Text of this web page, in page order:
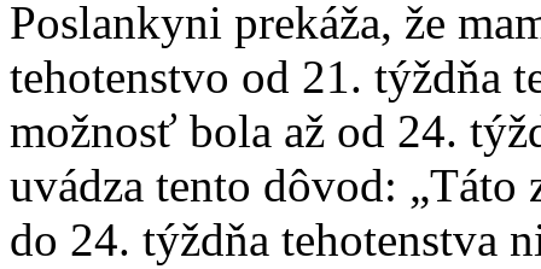
Poslankyni prekáža, že
tehotenstvo od 21. týždňa
možnosť bola až od 24.
uvádza tento dôvod: „Táto
do 24. týždňa tehotenstva